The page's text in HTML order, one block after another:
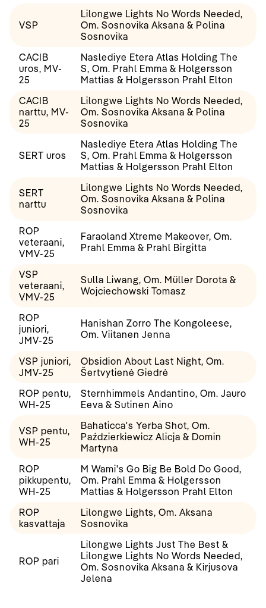
VSP
Lilongwe Lights No Words Needed,
Om. Sosnovika Aksana & Polina
Sosnovika
CACIB
uros, MV-
25
Naslediye Etera Atlas Holding The
S, Om. Prahl Emma & Holgersson
Mattias & Holgersson Prahl Elton
CACIB
narttu, MV-
25
Lilongwe Lights No Words Needed,
Om. Sosnovika Aksana & Polina
Sosnovika
SERT uros
Naslediye Etera Atlas Holding The
S, Om. Prahl Emma & Holgersson
Mattias & Holgersson Prahl Elton
SERT
narttu
Lilongwe Lights No Words Needed,
Om. Sosnovika Aksana & Polina
Sosnovika
ROP
veteraani,
VMV-25
Faraoland Xtreme Makeover, Om.
Prahl Emma & Prahl Birgitta
VSP
veteraani,
VMV-25
Sulla Liwang, Om. Müller Dorota &
Wojciechowski Tomasz
ROP
juniori,
JMV-25
Hanishan Zorro The Kongoleese,
Om. Viitanen Jenna
VSP juniori,
JMV-25
Obsidion About Last Night, Om.
Šertvytienė Giedrė
ROP pentu,
WH-25
Sternhimmels Andantino, Om. Jauro
Eeva & Sutinen Aino
VSP pentu,
WH-25
Bahaticca's Yerba Shot, Om.
Paździerkiewicz Alicja & Domin
Martyna
ROP
pikkupentu,
WH-25
M Wami's Go Big Be Bold Do Good,
Om. Prahl Emma & Holgersson
Mattias & Holgersson Prahl Elton
ROP
kasvattaja
Lilongwe Lights, Om. Aksana
Sosnovika
ROP pari
Lilongwe Lights Just The Best &
Lilongwe Lights No Words Needed,
Om. Sosnovika Aksana & Kirjusova
Jelena